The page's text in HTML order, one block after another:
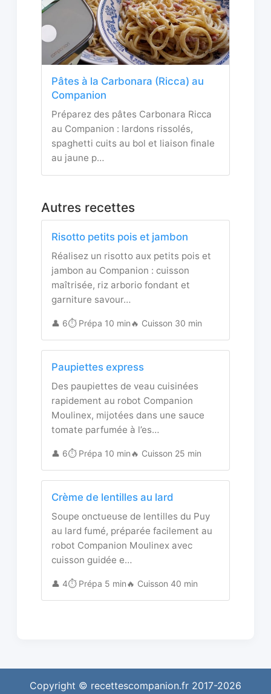
Pâtes à la Carbonara (Ricca) au
Companion
Préparez des pâtes Carbonara Ricca
au Companion : lardons rissolés,
spaghetti cuits au bol et liaison finale
au jaune p…
Autres recettes
Risotto petits pois et jambon
Réalisez un risotto aux petits pois et
jambon au Companion : cuisson
maîtrisée, riz arborio fondant et
garniture savour…
👤 6⏱️ Prépa 10 min🔥 Cuisson 30 min
Paupiettes express
Des paupiettes de veau cuisinées
rapidement au robot Companion
Moulinex, mijotées dans une sauce
tomate parfumée à l’es…
👤 6⏱️ Prépa 10 min🔥 Cuisson 25 min
Crème de lentilles au lard
Soupe onctueuse de lentilles du Puy
au lard fumé, préparée facilement au
robot Companion Moulinex avec
cuisson guidée e…
👤 4⏱️ Prépa 5 min🔥 Cuisson 40 min
Copyright © recettescompanion.fr 2017-2026